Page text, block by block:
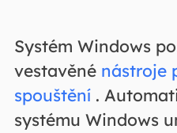
Systém Windows
vestavěné nástroje
spouštění.
systému Windows